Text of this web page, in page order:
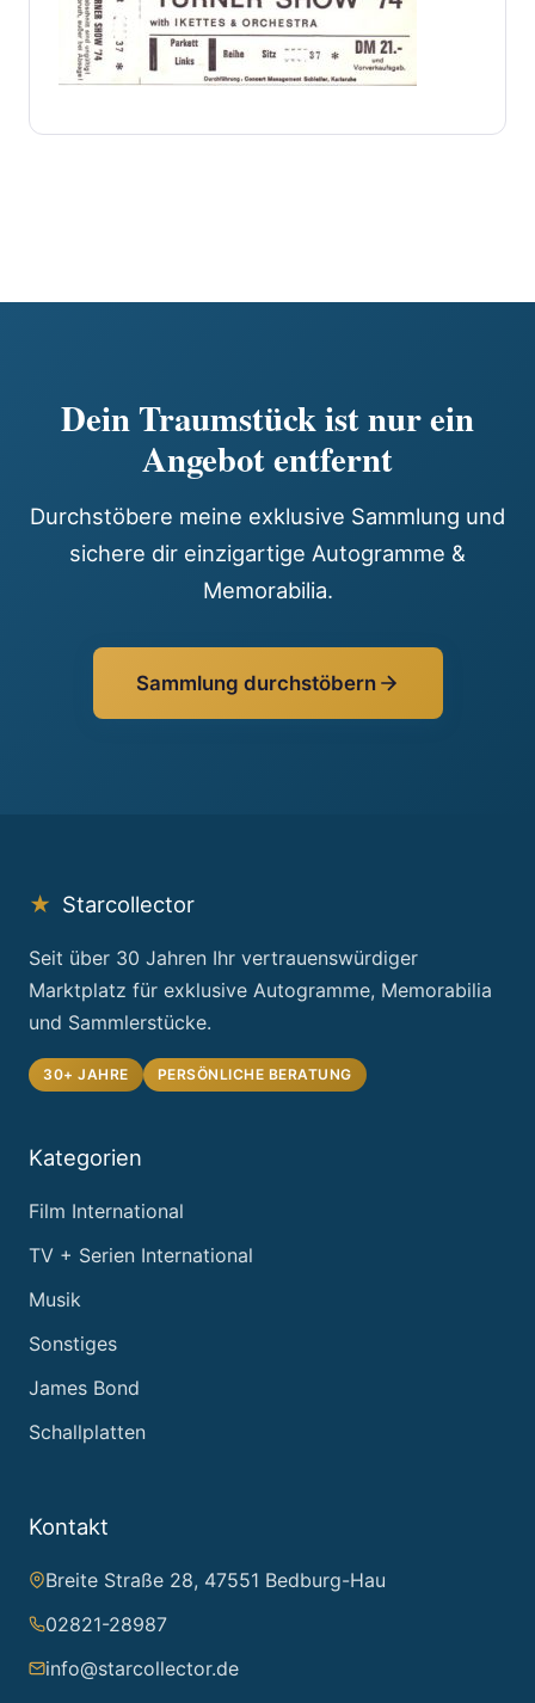
Dein Traumstück ist nur ein
Angebot entfernt
Durchstöbere meine exklusive Sammlung und
sichere dir einzigartige Autogramme &
Memorabilia.
Sammlung durchstöbern
★ Starcollector
Seit über 30 Jahren Ihr vertrauenswürdiger
Marktplatz für exklusive Autogramme, Memorabilia
und Sammlerstücke.
30+ JAHRE PERSÖNLICHE BERATUNG
Kategorien
Film International
TV + Serien International
Musik
Sonstiges
James Bond
Schallplatten
Kontakt
Breite Straße 28, 47551 Bedburg-Hau
02821-28987
info@starcollector.de